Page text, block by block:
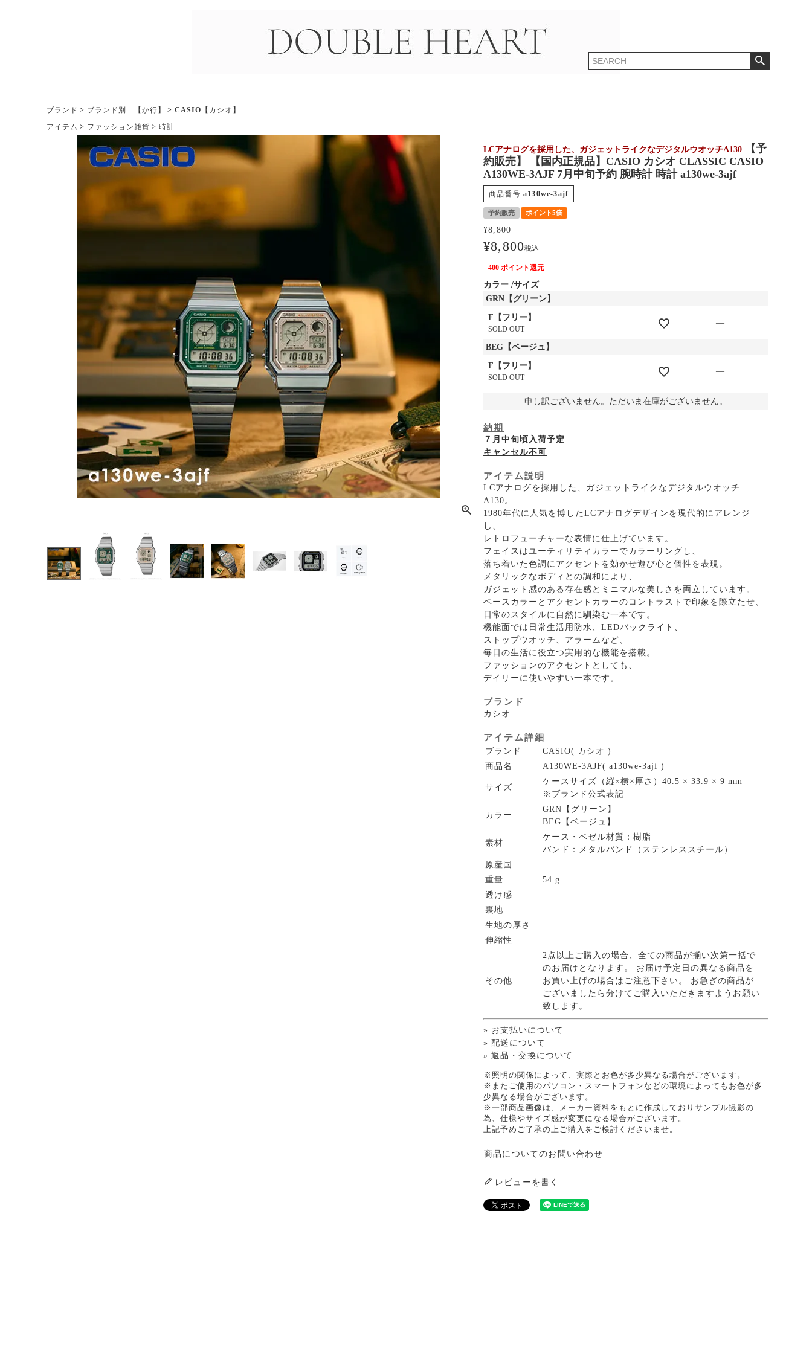
ブランド ブランド別 【か行】
CASIO【カシオ】
アイテム
ファッション雑貨 時計
LCアナログを採用した、ガジェットライクなデジタルウオッチA130
【予
約販売】 【国内正規品】CASIO カシオ CLASSIC CASIO
A130WE-3AJF 7月中旬予約 腕時計 時計 a130we-3ajf
商品番号 a130we-3ajf
予約販売 ポイント5倍
¥8,800
¥8,800税込
400 ポイント還元
カラー サイズ
GRN【グリーン】
F【フリー】
SOLD OUT
—
BEG【ベージュ】
F【フリー】
SOLD OUT
—
申し訳ございません。ただいま在庫がございません。
納期
７月中旬頃入荷予定
キャンセル不可
アイテム説明
LCアナログを採用した、ガジェットライクなデジタルウオッチ
A130。
1980年代に人気を博したLCアナログデザインを現代的にアレンジ
し、
レトロフューチャーな表情に仕上げています。
フェイスはユーティリティカラーでカラーリングし、
落ち着いた色調にアクセントを効かせ遊び心と個性を表現。
メタリックなボディとの調和により、
ガジェット感のある存在感とミニマルな美しさを両立しています。
ベースカラーとアクセントカラーのコントラストで印象を際立たせ、
日常のスタイルに自然に馴染む一本です。
機能面では日常生活用防水、LEDバックライト、
ストップウオッチ、アラームなど、
毎日の生活に役立つ実用的な機能を搭載。
ファッションのアクセントとしても、
デイリーに使いやすい一本です。
ブランド
カシオ
アイテム詳細
ブランド
CASIO( カシオ )
商品名
A130WE-3AJF( a130we-3ajf )
サイズ
ケースサイズ（縦×横×厚さ）40.5 × 33.9 × 9 mm
※ブランド公式表記
カラー
GRN【グリーン】
BEG【ベージュ】
素材
ケース・ベゼル材質：樹脂
バンド：メタルバンド（ステンレススチール）
原産国
重量
54 g
透け感
裏地
生地の厚さ
伸縮性
その他
2点以上ご購入の場合、全ての商品が揃い次第一括で
のお届けとなります。 お届け予定日の異なる商品を
お買い上げの場合はご注意下さい。 お急ぎの商品が
ございましたら分けてご購入いただきますようお願い
致します。
» お支払いについて
» 配送について
» 返品・交換について
※照明の関係によって、実際とお色が多少異なる場合がございます。
※またご使用のパソコン・スマートフォンなどの環境によってもお色が多
少異なる場合がございます。
※一部商品画像は、メーカー資料をもとに作成しておりサンプル撮影の
為、仕様やサイズ感が変更になる場合がございます。
上記予めご了承の上ご購入をご検討くださいませ。
商品についてのお問い合わせ
レビューを書く